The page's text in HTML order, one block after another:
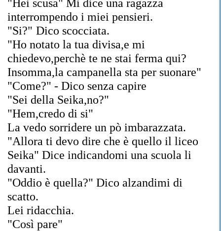
"Hei scusa" Mi dice una ragazza
interrompendo i miei pensieri.
"Si?" Dico scocciata.
"Ho notato la tua divisa,e mi
chiedevo,perchè te ne stai ferma qui?
Insomma,la campanella sta per suonare"
"Come?" - Dico senza capire
"Sei della Seika,no?"
"Hem,credo di si"
La vedo sorridere un pò imbarazzata.
"Allora ti devo dire che è quello il liceo
Seika" Dice indicandomi una scuola li
davanti.
"Oddio è quella?" Dico alzandimi di
scatto.
Lei ridacchia.
"Così pare"